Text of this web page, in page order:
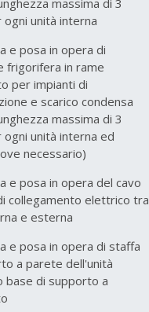
unità interna
e posa in opera di
frigorifera in rame
per impianti di
e scarico condensa
massima di 3
unità interna ed
necessario)
e posa in opera del cavo
collegamento elettrico tra
e esterna
e posa in opera di staffa
a parete dell'unità
base di supporto a